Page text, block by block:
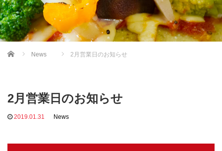
Home News 2月営業日のお知らせ
2月営業日のお知らせ
2019.01.31 News